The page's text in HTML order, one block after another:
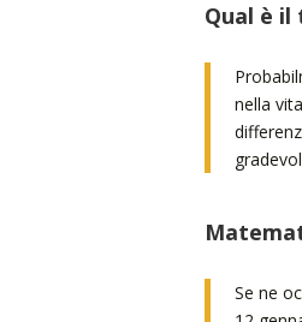
Qual è
nella
Se ne